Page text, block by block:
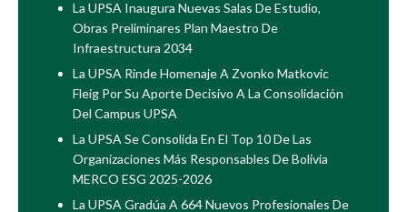
La UPSA Inaugura Nuevas Salas De Estudio,
Obras Preliminares Plan Maestro De
Infraestructura 2034
La UPSA Rinde Homenaje A Zvonko Matkovic
Fleig Por Su Aporte Decisivo A La Consolidación
Del Campus UPSA
La UPSA Se Consolida En El Top 10 De Las
Organizaciones Más Responsables De Bolivia
MERCO ESG 2025-2026
La UPSA Gradúa A 664 Nuevos Profesionales De